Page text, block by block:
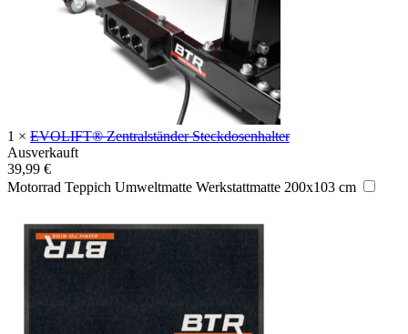
1 × EVOLIFT® Zentralständer Steckdosenhalter
Ausverkauft
39,99 €
Motorrad Teppich Umweltmatte Werkstattmatte 200x103 cm